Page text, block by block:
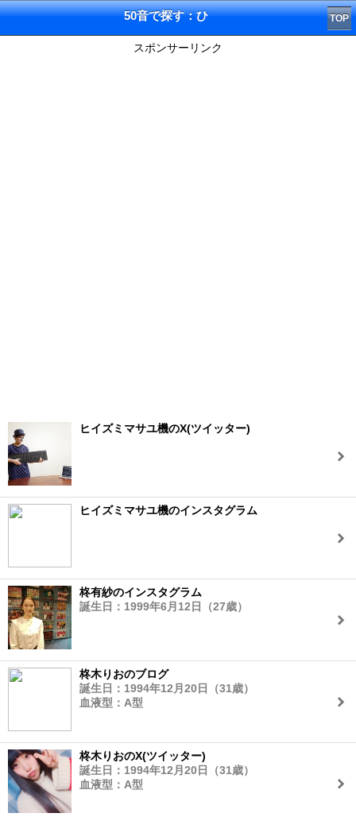
50音で探す：ひ TOP
スポンサーリンク
ヒイズミマサユ機のX(ツイッター)
ヒイズミマサユ機のインスタグラム
柊有紗のインスタグラム
誕生日：1999年6月12日（27歳）
柊木りおのブログ
誕生日：1994年12月20日（31歳）
血液型：A型
柊木りおのX(ツイッター)
誕生日：1994年12月20日（31歳）
血液型：A型